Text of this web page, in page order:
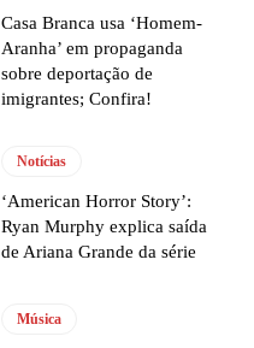
Casa Branca usa ‘Homem-
Aranha’ em propaganda
sobre deportação de
imigrantes; Confira!
Notícias
‘American Horror Story’:
Ryan Murphy explica saída
de Ariana Grande da série
Música